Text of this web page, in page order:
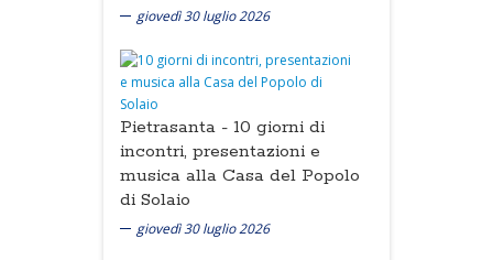
giovedì 30 luglio 2026
Pietrasanta - 10 giorni di
incontri, presentazioni e
musica alla Casa del Popolo
di Solaio
giovedì 30 luglio 2026